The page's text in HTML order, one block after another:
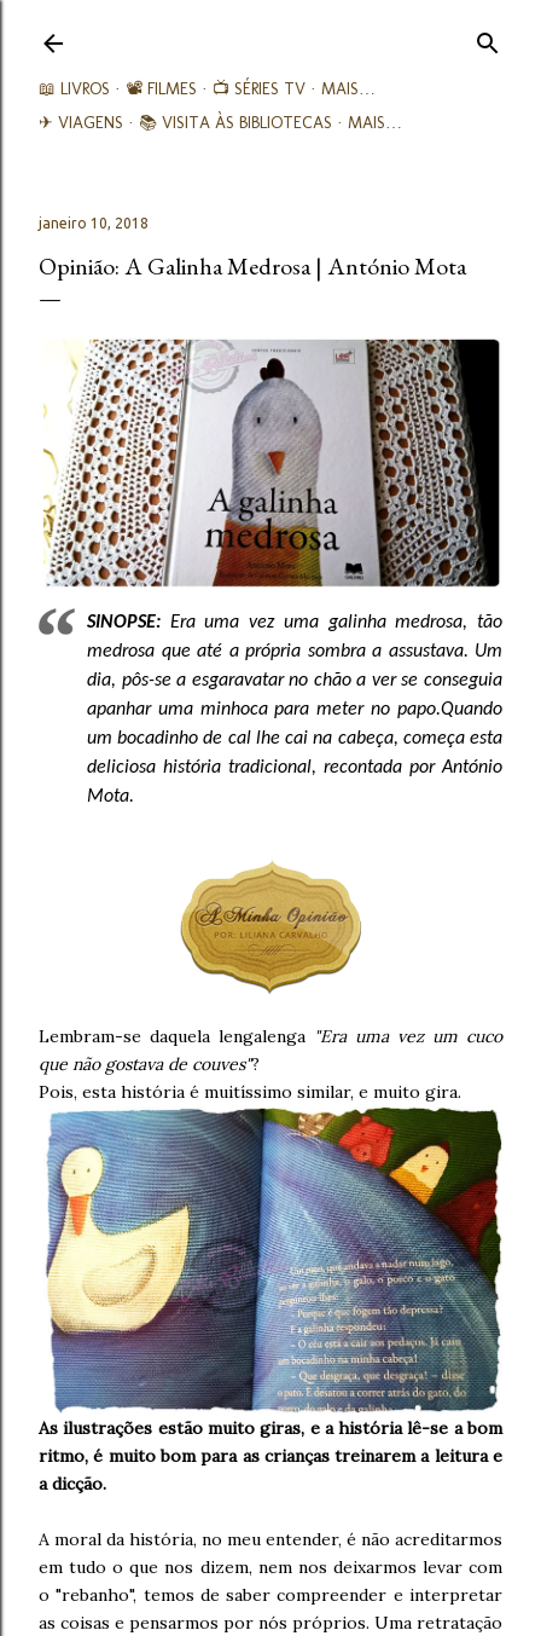
📖 LIVROS 📽️ FILMES 📺 SÉRIES TV
MAIS…
✈ VIAGENS
📚︎ VISITA ÀS BIBLIOTECAS MAIS…
janeiro 10, 2018
Opinião: A Galinha Medrosa | António Mota
SINOPSE: Era uma vez uma galinha medrosa, tão
medrosa que até a própria sombra a assustava. Um
dia, pôs-se a esgaravatar no chão a ver se conseguia
apanhar uma minhoca para meter no papo.Quando
um bocadinho de cal lhe cai na cabeça, começa esta
deliciosa história tradicional, recontada por António
Mota.
Lembram-se daquela lengalenga "Era uma vez um cuco
que não gostava de couves"?
Pois, esta história é muitíssimo similar, e muito gira.
As ilustrações estão muito giras, e a história lê-se a bom
ritmo, é muito bom para as crianças treinarem a leitura e
a dicção.
A moral da história, no meu entender, é não acreditarmos
em tudo o que nos dizem, nem nos deixarmos levar com
o "rebanho", temos de saber compreender e interpretar
as coisas e pensarmos por nós próprios. Uma retratação